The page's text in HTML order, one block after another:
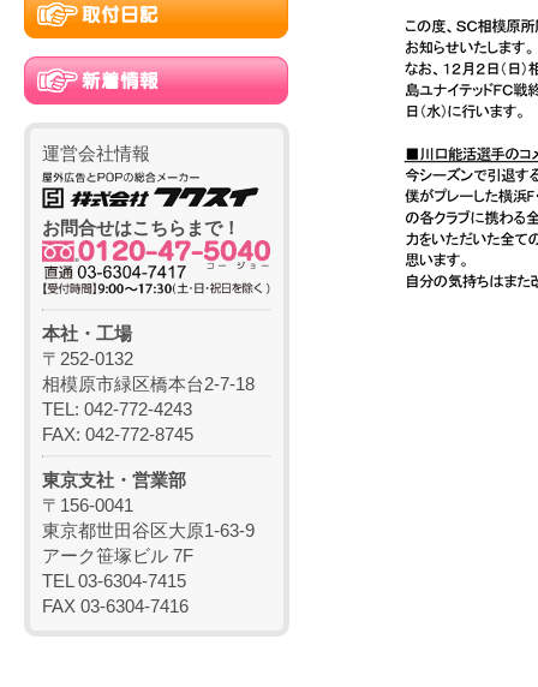
運営会社情報
お問合せはこちらまで！
本社・工場
〒252-0132
相模原市緑区橋本台2-7-18
TEL: 042-772-4243
FAX: 042-772-8745
東京支社・営業部
〒156-0041
東京都世田谷区大原1-63-9
アーク笹塚ビル 7F
TEL 03-6304-7415
FAX 03-6304-7416